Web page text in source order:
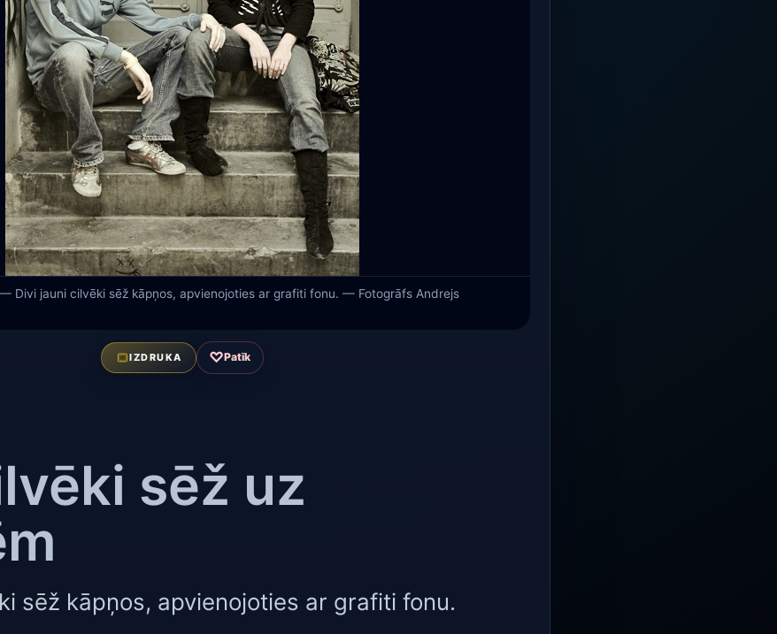
Divi jauni cilvēki sēž kāpņos, apvienojoties ar grafiti fonu. — Fotogrāfs Andrejs
IZDRUKA ♡Patīk
sēž uz
sēž kāpņos, apvienojoties ar grafiti fonu.